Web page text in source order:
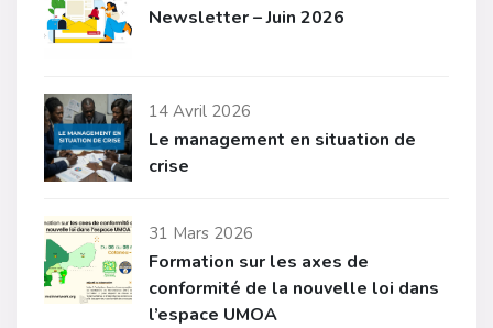
Newsletter – Juin 2026
14 Avril 2026
Le management en situation de
crise
31 Mars 2026
Formation sur les axes de
conformité de la nouvelle loi dans
l’espace UMOA